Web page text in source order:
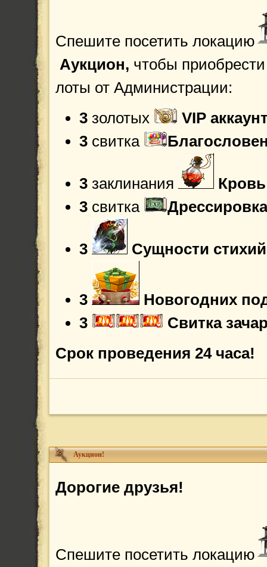
Спешите посетить локацию
Аукцион, чтобы
лоты от Администрации:
3 золотых
VIP
3 свитка
3 заклинания
3 свитка
3 Сущности стихий
3
Новогодних
3
Свитка
Срок проведения 24 часа!
Аукцион!
Дорогие друзья!
Спешите посетить локацию